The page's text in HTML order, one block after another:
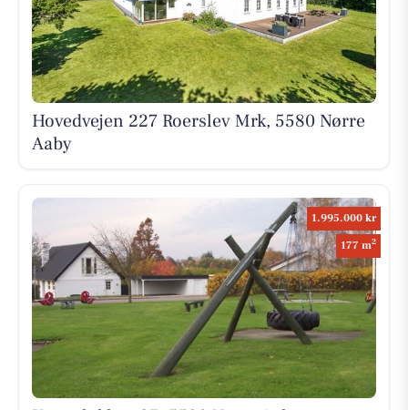
Hovedvejen 227 Roerslev Mrk, 5580 Nørre
Aaby
1.995.000 kr
177 m2